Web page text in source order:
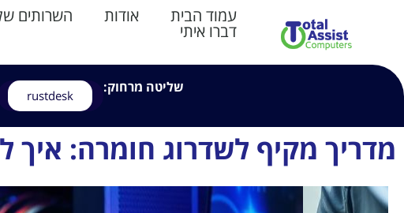
עמוד הבית אודות השרותים
דברו איתי
שליטה מרחוק: rustdesk
מדריך מקיף לשדרוג חומרה: